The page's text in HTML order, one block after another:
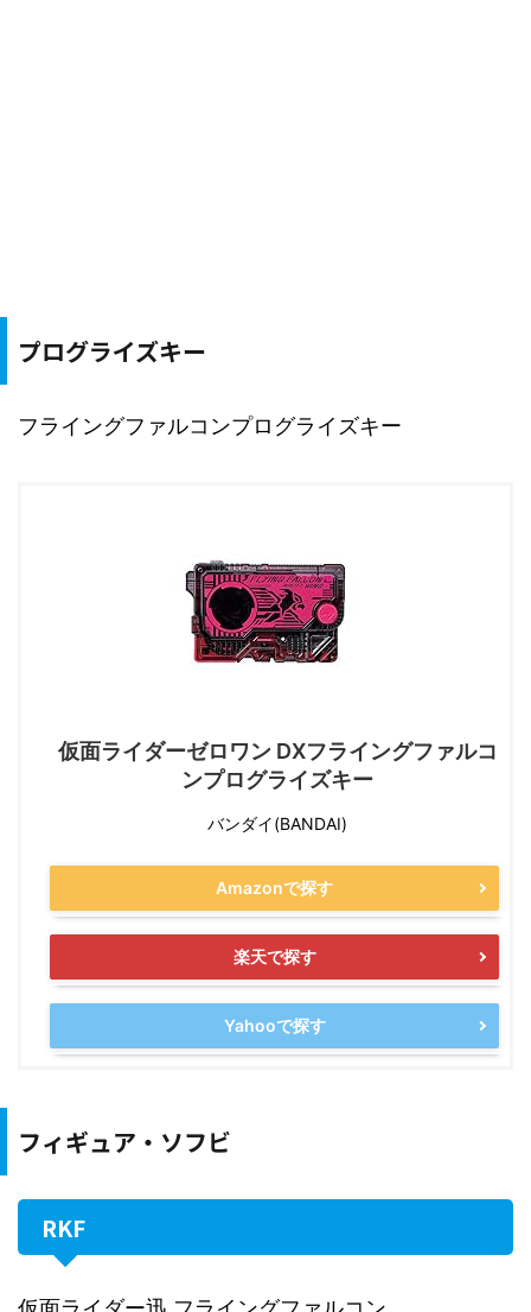
プログライズキー
フライングファルコンプログライズキー
仮面ライダーゼロワン DXフライングファルコ
ンプログライズキー
バンダイ(BANDAI)
Amazonで探す
楽天で探す
Yahooで探す
フィギュア・ソフビ
RKF